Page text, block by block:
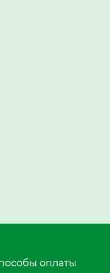
оплаты